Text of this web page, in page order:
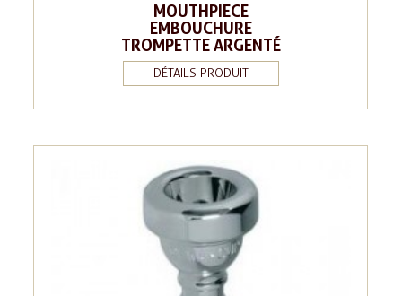
MOUTHPIECE
EMBOUCHURE
TROMPETTE ARGENTÉ
DÉTAILS PRODUIT